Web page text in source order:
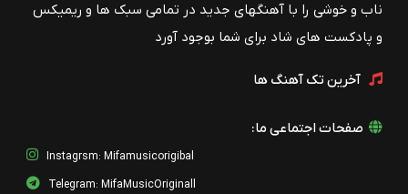
ناب و خوشی را با آهنگهای جدید در تمامی سبک ها و ریمیکس
و پادکست های شاد برای شما بوجود آورد
آخرین تک آهنگ ها
صفحات اجتماعی ما:
Instagrsm: Mifamusicorigibal
Telegram: MifaMusicOriginall